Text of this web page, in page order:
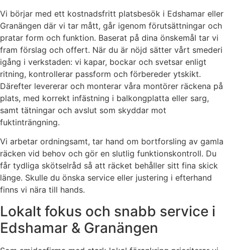
Vi börjar med ett kostnadsfritt platsbesök i Edshamar eller
Granängen där vi tar mått, går igenom förutsättningar och
pratar form och funktion. Baserat på dina önskemål tar vi
fram förslag och offert. När du är nöjd sätter vårt smederi
igång i verkstaden: vi kapar, bockar och svetsar enligt
ritning, kontrollerar passform och förbereder ytskikt.
Därefter levererar och monterar våra montörer räckena på
plats, med korrekt infästning i balkongplatta eller sarg,
samt tätningar och avslut som skyddar mot
fuktinträngning.
Vi arbetar ordningsamt, tar hand om bortforsling av gamla
räcken vid behov och gör en slutlig funktionskontroll. Du
får tydliga skötselråd så att räcket behåller sitt fina skick
länge. Skulle du önska service eller justering i efterhand
finns vi nära till hands.
Lokalt fokus och snabb service i
Edshamar & Granängen